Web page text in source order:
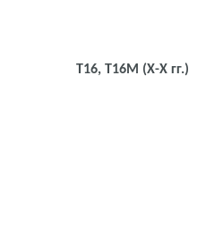
Т16, Т16М (Х-Х гг.)